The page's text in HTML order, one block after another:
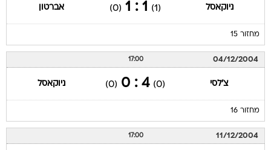
ניוקאסל (1)
1 : 1
(0) אברטון
מחזור 15
04/12/2004
17:00
צ'לסי (0)
4 : 0
(0) ניוקאסל
מחזור 16
11/12/2004
17:00